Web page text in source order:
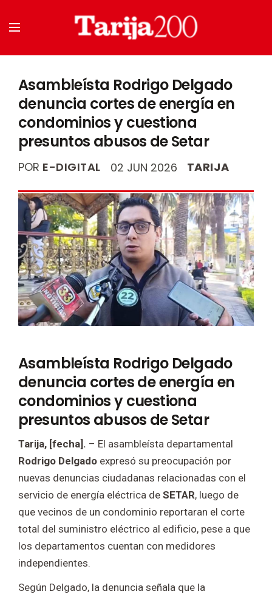
Asambleísta Rodrigo Delgado
denuncia cortes de energía en
condominios y cuestiona
presuntos abusos de Setar
POR E-DIGITAL 02 JUN 2026 TARIJA
Asambleísta Rodrigo Delgado
denuncia cortes de energía en
condominios y cuestiona
presuntos abusos de Setar
Tarija, [fecha]. – El asambleísta departamental
Rodrigo Delgado expresó su preocupación por
nuevas denuncias ciudadanas relacionadas con el
servicio de energía eléctrica de SETAR, luego de
que vecinos de un condominio reportaran el corte
total del suministro eléctrico al edificio, pese a que
los departamentos cuentan con medidores
independientes.
Según Delgado, la denuncia señala que la